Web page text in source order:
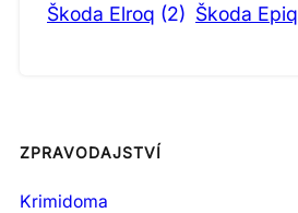
Škoda Elroq (2) Škoda Epiq
ZPRAVODAJSTVÍ
Krimidoma